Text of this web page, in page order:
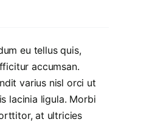
eu tellus quis,
accumsan.
varius nisl orci ut
lacinia ligula. Morbi
at ultricies